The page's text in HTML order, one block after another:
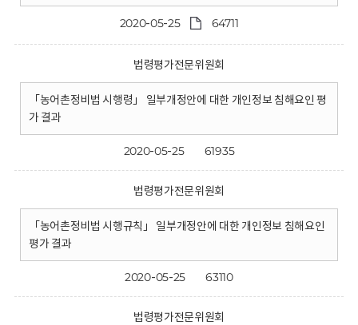
2020-05-25 64711
법령평가전문위원회
「농어촌정비법 시행령」 일부개정안에 대한 개인정보 침해요인 평
가 결과
2020-05-25 61935
법령평가전문위원회
「농어촌정비법 시행규칙」 일부개정안에 대한 개인정보 침해요인
평가 결과
2020-05-25 63110
법령평가전문위원회